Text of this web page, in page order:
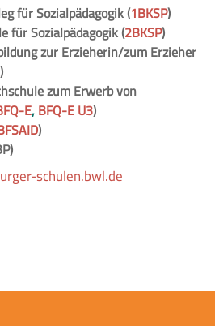
für Sozialpädagogik (1BKSP)
für Sozialpädagogik (2BKSP)
zur Erzieherin/zum Erzieher
)
zum Erwerb von
E,BFQ-E U3)
)
schulen.bwl.de